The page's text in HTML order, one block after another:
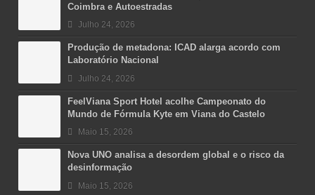
Coimbra e Autoestradas
Julho 24, 2026
Produção de metadona: ICAD alarga acordo com
Laboratório Nacional
Julho 24, 2026
FeelViana Sport Hotel acolhe Campeonato do
Mundo de Fórmula Kyte em Viana do Castelo
Maio 15, 2026
Nova UNO analisa a desordem global e o risco da
desinformação
Maio 15, 2026